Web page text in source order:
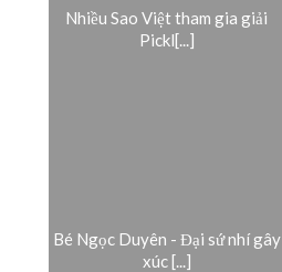
Nhiều Sao Việt tham gia giải
Pickl[...]
Bé Ngọc Duyên - Đại sứ nhí gây
xúc [...]